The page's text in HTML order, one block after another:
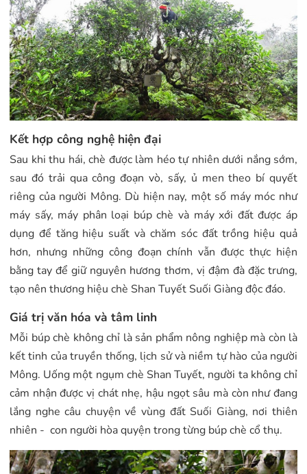
Kết hợp công nghệ hiện đại
Sau khi thu hái, chè được làm héo tự nhiên dưới nắng sớm,
sau đó trải qua công đoạn vò, sấy, ủ men theo bí quyết
riêng của người Mông. Dù hiện nay, một số máy móc như
máy sấy, máy phân loại búp chè và máy xới đất được áp
dụng để tăng hiệu suất và chăm sóc đất trồng hiệu quả
hơn, nhưng những công đoạn chính vẫn được thực hiện
bằng tay để giữ nguyên hương thơm, vị đậm đà đặc trưng,
tạo nên thương hiệu chè Shan Tuyết Suối Giàng độc đáo.
Giá trị văn hóa và tâm linh
Mỗi búp chè không chỉ là sản phẩm nông nghiệp mà còn là
kết tinh của truyền thống, lịch sử và niềm tự hào của người
Mông. Uống một ngụm chè Shan Tuyết, người ta không chỉ
cảm nhận được vị chát nhẹ, hậu ngọt sâu mà còn như đang
lắng nghe câu chuyện về vùng đất Suối Giàng, nơi thiên
nhiên - con người hòa quyện trong từng búp chè cổ thụ.